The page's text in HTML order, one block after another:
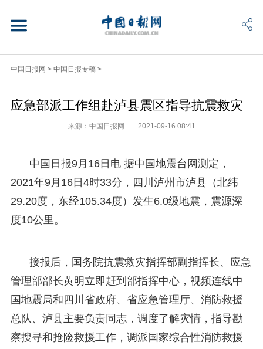
中国日报网 > 中国日报专稿 >
应急部派工作组赴泸县震区指导抗震救灾
来源：中国日报网 2021-09-16 08:41
中国日报9月16日电 据中国地震台网测定，
2021年9月16日4时33分，四川泸州市泸县（北纬
29.20度，东经105.34度）发生6.0级地震，震源深
度10公里。
接报后，国务院抗震救灾指挥部副指挥长、应急
管理部部长黄明立即赶到部指挥中心，视频连线中
国地震局和四川省政府、省应急管理厅、消防救援
总队、泸县主要负责同志，调度了解灾情，指导勘
察搜寻和抢险救援工作，调派国家综合性消防救援